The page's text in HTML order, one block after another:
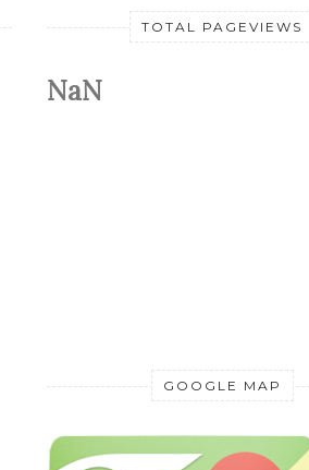
TOTAL PAGEVIEWS
NaN
GOOGLE MAP